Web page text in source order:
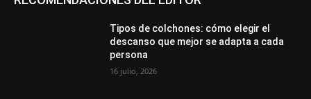
Tipos de colchones: cómo elegir el
descanso que mejor se adapta a cada
persona
16 julio, 2026